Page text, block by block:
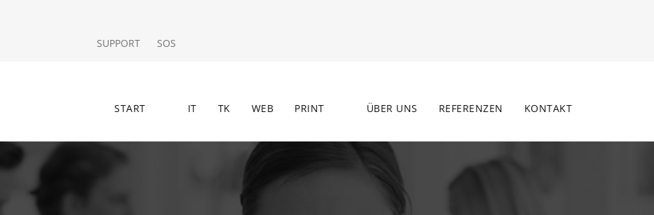
SUPPORT
SOS
START IT TK WEB PRINT ÜBER UNS REFERENZEN KONTAKT